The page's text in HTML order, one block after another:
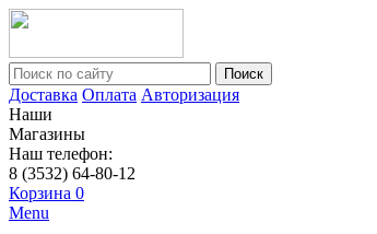
Поиск
Доставка Оплата Авторизация
Наши
Магазины
Наш телефон:
8 (3532) 64-80-12
Корзина 0
Menu